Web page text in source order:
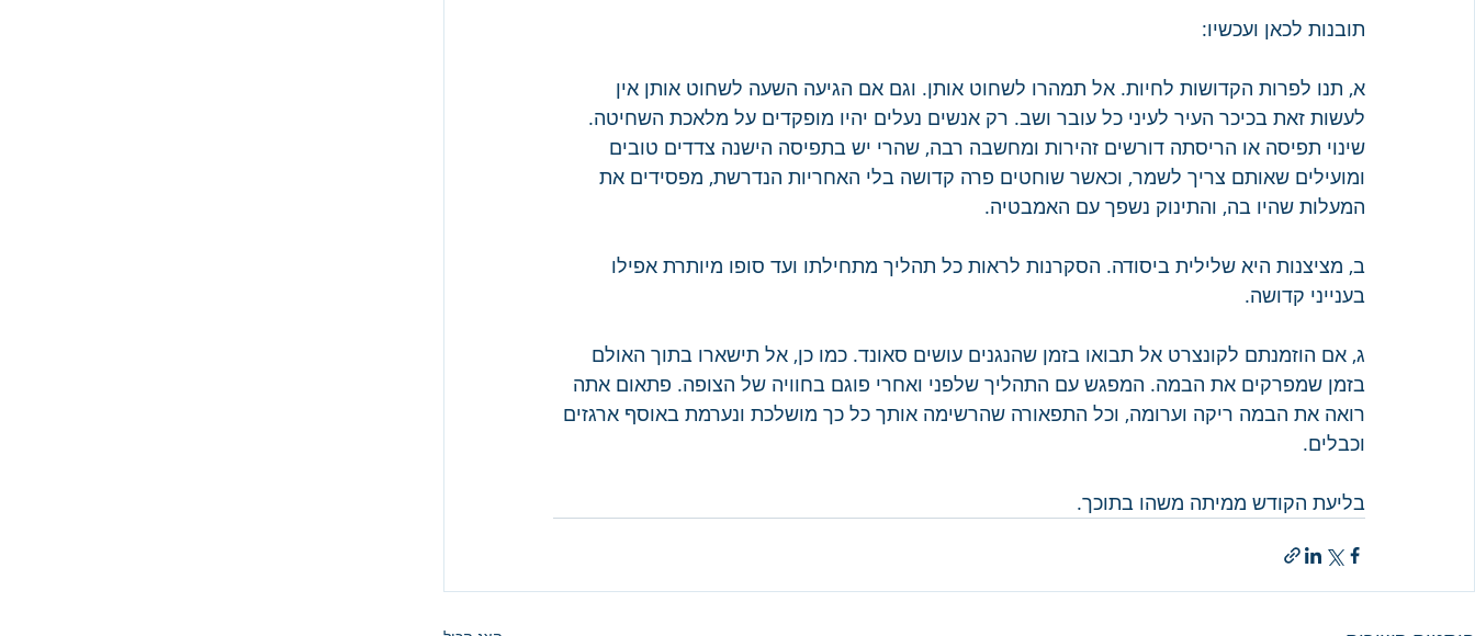
תובנות לכאן ועכשיו:
א, תנו לפרות הקדושות לחיות. אל תמהרו לשחוט אותן. וגם אם הגיעה השעה לשחוט אותן אין
לעשות זאת בכיכר העיר לעיני כל עובר ושב. רק אנשים נעלים יהיו מופקדים על מלאכת השחיטה.
שינוי תפיסה או הריסתה דורשים זהירות ומחשבה רבה, שהרי יש בתפיסה הישנה צדדים טובים
ומועילים שאותם צריך לשמר, וכאשר שוחטים פרה קדושה בלי האחריות הנדרשת, מפסידים את
המעלות שהיו בה, והתינוק נשפך עם האמבטיה.
ב, מציצנות היא שלילית ביסודה. הסקרנות לראות כל תהליך מתחילתו ועד סופו מיותרת אפילו
בענייני קדושה.
ג, אם הוזמנתם לקונצרט אל תבואו בזמן שהנגנים עושים סאונד. כמו כן, אל תישארו בתוך האולם
בזמן שמפרקים את הבמה. המפגש עם התהליך שלפני ואחרי פוגם בחוויה של הצופה. פתאום אתה
רואה את הבמה ריקה וערומה, וכל התפאורה שהרשימה אותך כל כך מושלכת ונערמת באוסף ארגזים
וכבלים.
בליעת הקודש ממיתה משהו בתוכך.